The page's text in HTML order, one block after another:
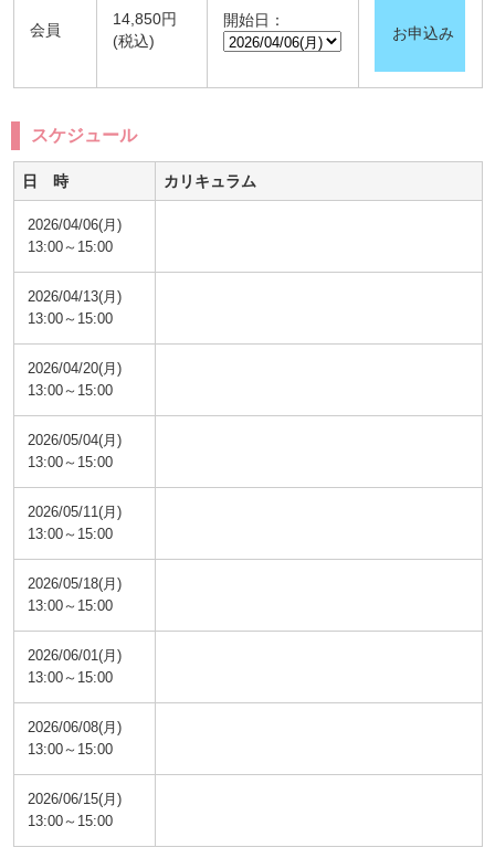
会員
14,850円
(税込)
開始日：
お申込み
スケジュール
日 時 カリキュラム
2026/04/06(月)
13:00～15:00
2026/04/13(月)
13:00～15:00
2026/04/20(月)
13:00～15:00
2026/05/04(月)
13:00～15:00
2026/05/11(月)
13:00～15:00
2026/05/18(月)
13:00～15:00
2026/06/01(月)
13:00～15:00
2026/06/08(月)
13:00～15:00
2026/06/15(月)
13:00～15:00